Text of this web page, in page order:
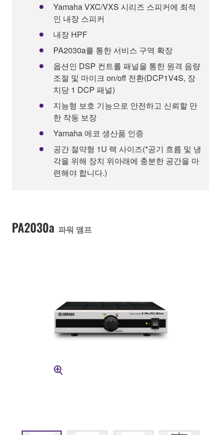
Yamaha VXC/VXS 시리즈 스피커에 최적
인 내장 스피커
내장 HPF
PA2030a를 통한 서비스 구역 확장
옵션인 DSP 컨트롤 패널을 통한 원격 음량
조절 및 마이크 on/off 전환(DCP1V4S, 장
치당 1 DCP 패널)
지능형 보호 기능으로 안전하고 신뢰할 만
한 작동 보장
Yamaha 에코 생산품 인증
공간 절약형 1U 랙 사이즈(*공기 흐름 및 냉
각을 위해 장치 위아래에 충분한 공간을 마
련해야 합니다.)
PA2030a 파워 앰프